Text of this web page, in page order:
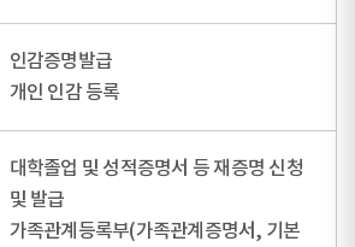
인감증명발급
개인 인감 등록
대학졸업 및 성적증명서 등 재증명 신청
및 발급
가족관계등록부(가족관계증명서, 기본